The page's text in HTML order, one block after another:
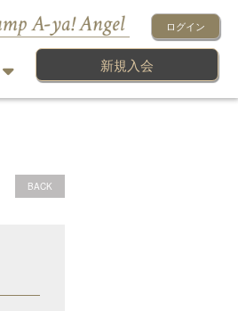
ログイン
新規入会
BACK